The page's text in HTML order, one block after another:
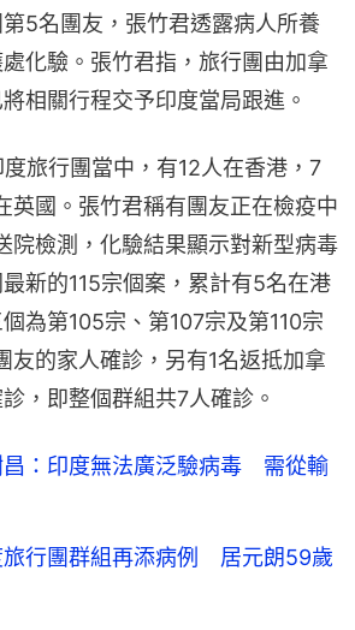
5名團友，張竹君透露病人所養
化驗。張竹君指，旅行團由加拿
相關行程交予印度當局跟進。
旅行團當中，有12人在香港，7
英國。張竹君稱有團友正在檢疫中
院檢測，化驗結果顯示對新型病毒
新的115宗個案，累計有5名在港
為第105宗、第107宗及第110宗
友的家人確診，另有1名返抵加拿
，即整個群組共7人確診。
昌：印度無法廣泛驗病毒 需從輸
旅行團群組再添病例 居元朗59歲